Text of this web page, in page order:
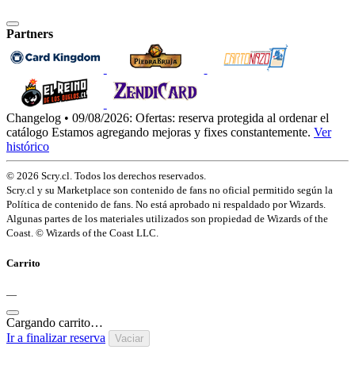
Partners
Changelog • 09/08/2026: Ofertas: reserva protegida al ordenar el
catálogo Estamos agregando mejoras y fixes constantemente. Ver
histórico
© 2026 Scry.cl. Todos los derechos reservados.
Scry.cl y su Marketplace son contenido de fans no oficial permitido según la
Política de contenido de fans. No está aprobado ni respaldado por Wizards.
Algunas partes de los materiales utilizados son propiedad de Wizards of the
Coast. © Wizards of the Coast LLC.
Carrito
—
Cargando carrito…
Ir a finalizar reserva
Vaciar